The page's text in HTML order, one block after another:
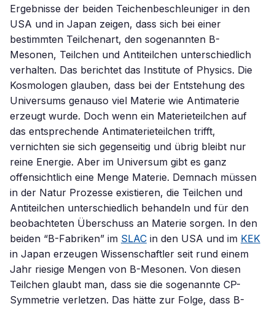
Ergebnisse der beiden Teichenbeschleuniger in den
USA und in Japan zeigen, dass sich bei einer
bestimmten Teilchenart, den sogenannten B-
Mesonen, Teilchen und Antiteilchen unterschiedlich
verhalten. Das berichtet das Institute of Physics. Die
Kosmologen glauben, dass bei der Entstehung des
Universums genauso viel Materie wie Antimaterie
erzeugt wurde. Doch wenn ein Materieteilchen auf
das entsprechende Antimaterieteilchen trifft,
vernichten sie sich gegenseitig und übrig bleibt nur
reine Energie. Aber im Universum gibt es ganz
offensichtlich eine Menge Materie. Demnach müssen
in der Natur Prozesse existieren, die Teilchen und
Antiteilchen unterschiedlich behandeln und für den
beobachteten Überschuss an Materie sorgen. In den
beiden “B-Fabriken” im SLAC in den USA und im KEK
in Japan erzeugen Wissenschaftler seit rund einem
Jahr riesige Mengen von B-Mesonen. Von diesen
Teilchen glaubt man, dass sie die sogenannte CP-
Symmetrie verletzen. Das hätte zur Folge, dass B-